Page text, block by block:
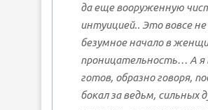
да еще вооруженную
интуицией.. Это вовсе не
безумное начало в
проницательность… А я
готов, образно говоря,
бокал за ведьм, сильных